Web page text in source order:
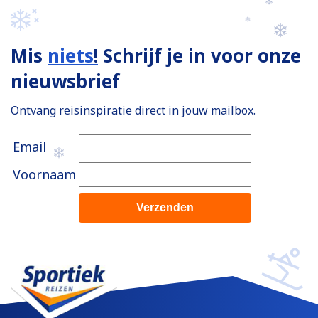
Mis niets! Schrijf je in voor onze
nieuwsbrief
Ontvang reisinspiratie direct in jouw mailbox.
Email
Voornaam